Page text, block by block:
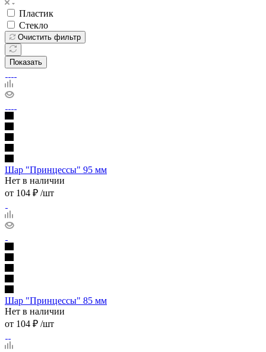
Пластик
Стекло
Очистить фильтр
Показать
Шар "Принцессы" 95 мм
Нет в наличии
от 104 ₽ /шт
Шар "Принцессы" 85 мм
Нет в наличии
от 104 ₽ /шт